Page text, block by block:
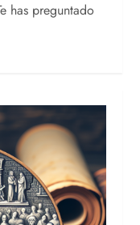
has preguntado